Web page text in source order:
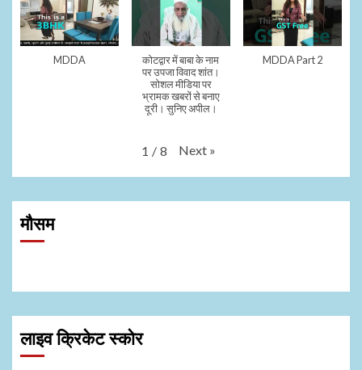
MDDA
कोटद्वार में बाबा के नाम
पर उपजा विवाद शांत।
सोशल मीडिया पर
भ्रामक खबरों से बनाए
दूरी। सुनिए अपील।
MDDA Part 2
1 / 8 Next »
मौसम
लाइव क्रिकेट स्कोर